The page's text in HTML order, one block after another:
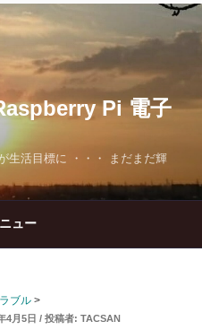
Pi 電子
生活目標に ・・・ まだまだ輝
ュー
ブル >
4月5日 投稿者: TACSAN